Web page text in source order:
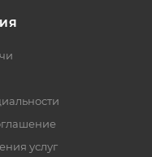
услуг